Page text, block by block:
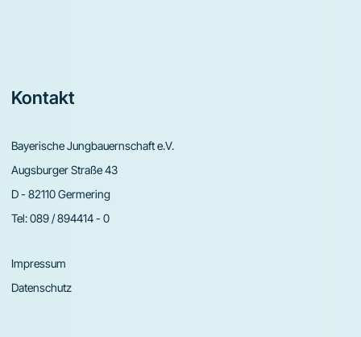
Footer
Kontakt
Bayerische Jungbauernschaft e.V.
Augsburger Straße 43
D - 82110 Germering
Tel:089 / 894414 - 0
Impressum
Datenschutz